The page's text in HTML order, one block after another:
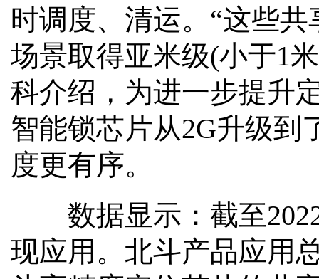
时调度、清运。“这些
场景取得亚米级(小于1
科介绍，为进一步提升
智能锁芯片从2G升级到
度更有序。
数据显示：截至2022
现应用。北斗产品应用